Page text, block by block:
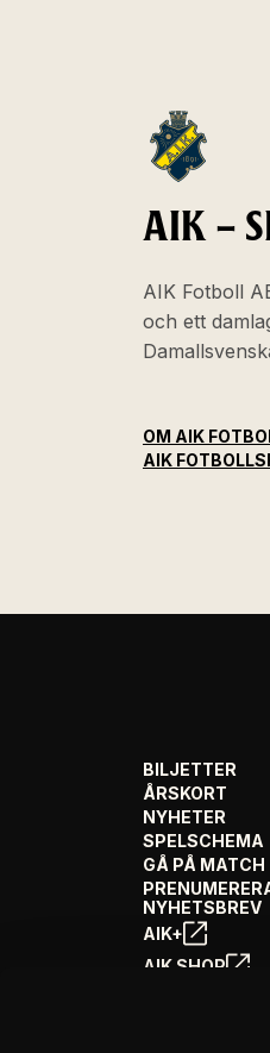
AIK –
AIK Fotboll
och ett
OM AIK
AIK
BILJETTER
ÅRSKORT
NYHETER
SPELSCHEMA
GÅ PÅ MATCH
NYHETSBREV
AIK+
AIK SHOP